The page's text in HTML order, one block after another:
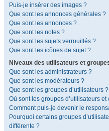
Puis-je insérer des images ?
Que sont les annonces générales ?
Que sont les annonces ?
Que sont les notes ?
Que sont les sujets verrouillés ?
Que sont les icônes de sujet ?
Niveaux des utilisateurs et
Que sont les administrateurs ?
Que sont les modérateurs ?
Que sont les groupes d’utilisateurs ?
Où sont les groupes d’utilisateurs
Comment puis-je devenir le
Pourquoi certains groupes
différente ?